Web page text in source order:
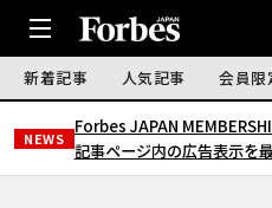
新着記事 人気記事 会員限
NEWS
Forbes JAPAN
記事ページ内の広告表示を